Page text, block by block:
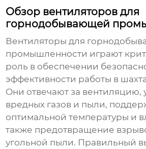
Обзор вентиляторов для
горнодобывающей
Вентиляторы для
промышленности играют
роль в обеспечении
эффективности работы в
Они отвечают за вентиляцию,
вредных газов и пыли,
оптимальной температуры и
также предотвращение
угольной пыли. Правильный